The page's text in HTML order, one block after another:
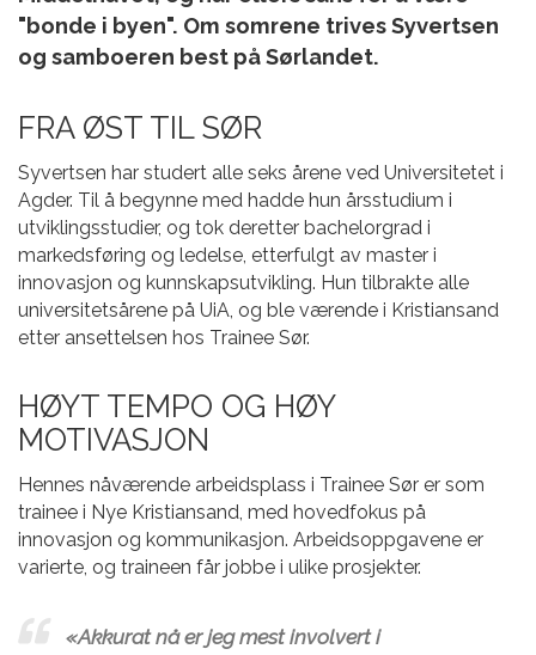
"bonde i byen". Om somrene trives Syvertsen
og samboeren best på Sørlandet.
FRA ØST TIL SØR
Syvertsen har studert alle seks årene ved Universitetet i
Agder. Til å begynne med hadde hun årsstudium i
utviklingsstudier, og tok deretter bachelorgrad i
markedsføring og ledelse, etterfulgt av master i
innovasjon og kunnskapsutvikling. Hun tilbrakte alle
universitetsårene på UiA, og ble værende i Kristiansand
etter ansettelsen hos Trainee Sør.
HØYT TEMPO OG HØY
MOTIVASJON
Hennes nåværende arbeidsplass i Trainee Sør er som
trainee i Nye Kristiansand, med hovedfokus på
innovasjon og kommunikasjon. Arbeidsoppgavene er
varierte, og traineen får jobbe i ulike prosjekter.
«Akkurat nå er jeg mest involvert i